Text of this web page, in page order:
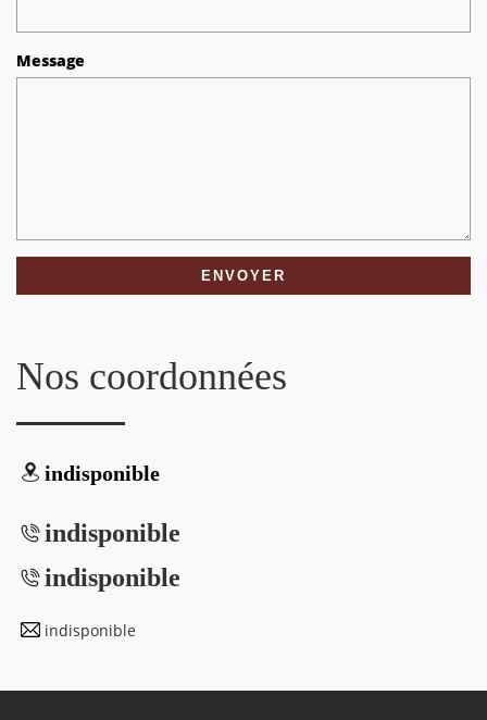
Message
Nos coordonnées
indisponible
indisponible
indisponible
indisponible